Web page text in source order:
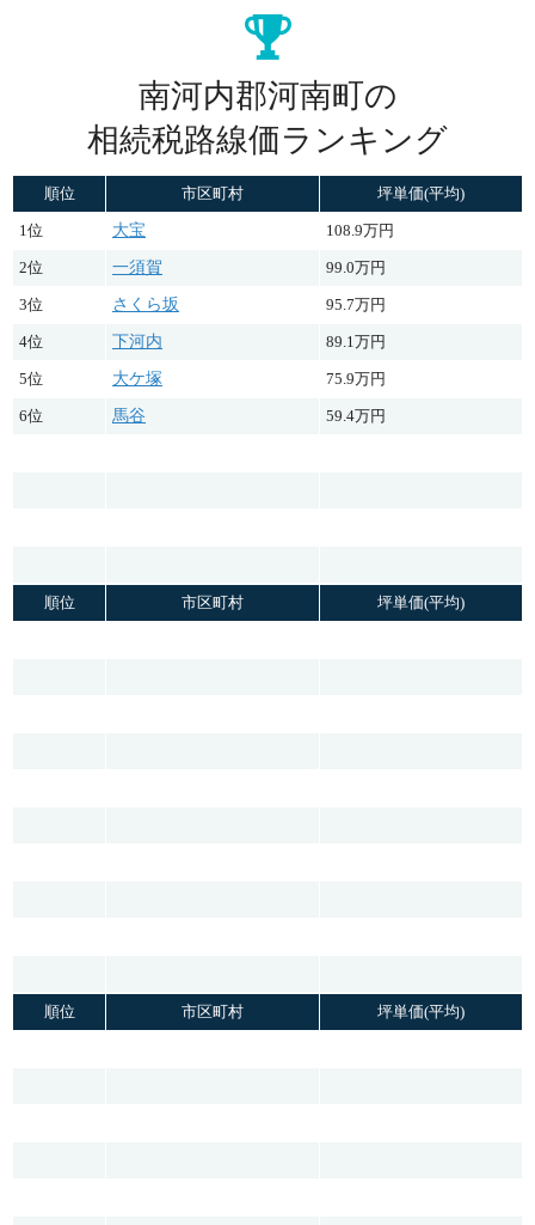
南河内郡河南町の
相続税路線価ランキング
順位 市区町村 坪単価(平均)
1位 大宝 108.9万円
2位 一須賀 99.0万円
3位 さくら坂 95.7万円
4位 下河内 89.1万円
5位 大ケ塚 75.9万円
6位 馬谷 59.4万円
順位 市区町村 坪単価(平均)
順位 市区町村 坪単価(平均)